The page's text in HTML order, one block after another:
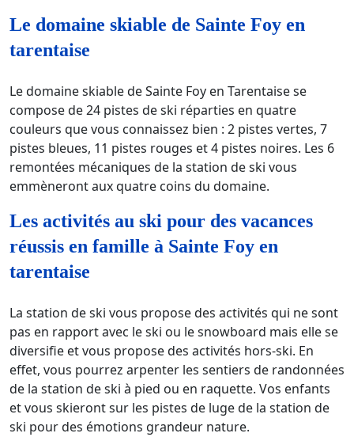
Le domaine skiable de Sainte Foy en
tarentaise
Le domaine skiable de Sainte Foy en Tarentaise se
compose de 24 pistes de ski réparties en quatre
couleurs que vous connaissez bien : 2 pistes vertes, 7
pistes bleues, 11 pistes rouges et 4 pistes noires. Les 6
remontées mécaniques de la station de ski vous
emmèneront aux quatre coins du domaine.
Les activités au ski pour des vacances
réussis en famille à Sainte Foy en
tarentaise
La station de ski vous propose des activités qui ne sont
pas en rapport avec le ski ou le snowboard mais elle se
diversifie et vous propose des activités hors-ski. En
effet, vous pourrez arpenter les sentiers de randonnées
de la station de ski à pied ou en raquette. Vos enfants
et vous skieront sur les pistes de luge de la station de
ski pour des émotions grandeur nature.